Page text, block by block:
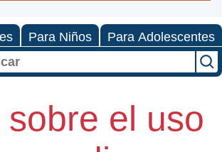
Para Niños Para Adolescentes
el uso